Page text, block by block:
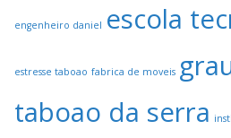
engenheiro daniel escola
estresse taboao fabrica de moveis
taboao da serra